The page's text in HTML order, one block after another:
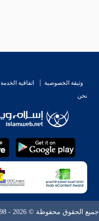
وثيقة الخصوصية اتفاقية الخدمة
نحن
جميع الحقوق محفوظة © 2026 - 1998 لشبكة إسلام ويب